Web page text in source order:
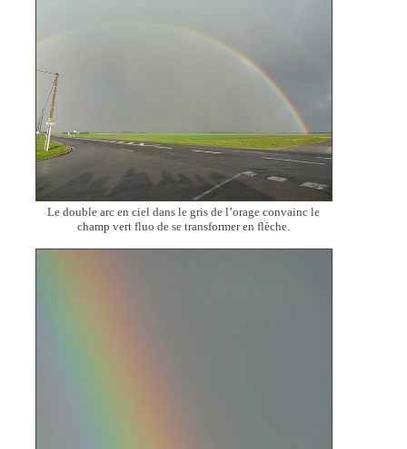
Le double arc en ciel dans le gris de l’orage convainc le
champ vert fluo de se transformer en flèche.